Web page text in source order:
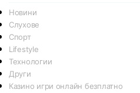
Новини
Слухове
Спорт
Lifestyle
Технологии
Други
Казино игри онлайн безплатно